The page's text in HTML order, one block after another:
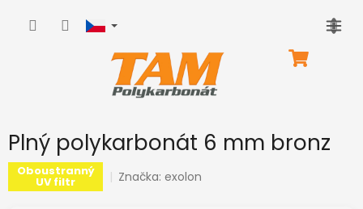
NÁKUPNÍ
Plný polykarbonát 6 mm bronz
Oboustranný
UV filtr Značka: exolon